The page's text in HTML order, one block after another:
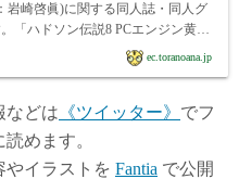
岩崎啓眞)に関する同人誌・同人グ
「ハドソン伝説8 PCエンジン黄金
のカタチ SHINING」など「ハ
「詩織 最終章下巻 しあわせのカ
REVOLUTION に関する同人
販にお任せください。
ec.toranoana.jp
などは 《ツイッター》 でフ
めます。
やイラストを Fantia で公開